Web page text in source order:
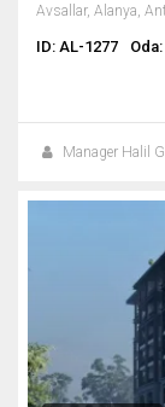
ID: AL-1277
Manager Halil